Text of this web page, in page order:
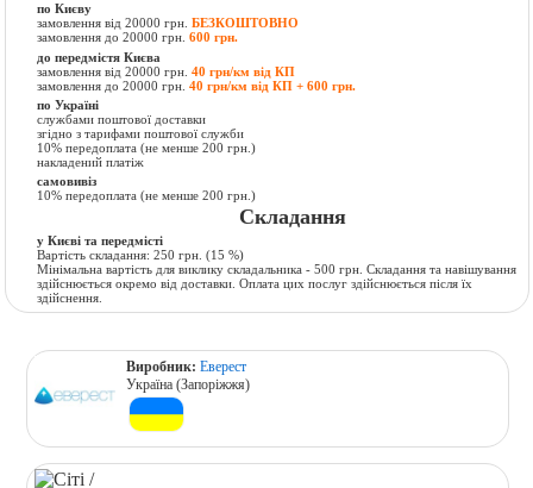
по Києву
замовлення від 20000 грн.БЕЗКОШТОВНО
замовлення до 20000 грн.600 грн.
до передмістя Києва
замовлення від 20000 грн.40 грн/км від КП
замовлення до 20000 грн.40 грн/км від КП + 600 грн.
по Україні
службами поштової доставки
згідно з тарифами поштової служби
10% передоплата (не менше 200 грн.)
накладений платіж
самовивіз
10% передоплата (не менше 200 грн.)
Складання
у Києві та передмісті
Вартість складання:250 грн. (15 %)
Мінімальна вартість для виклику складальника - 500 грн. Складання та навішування
здійснюється окремо від доставки. Оплата цих послуг здійснюється після їх
здійснення.
Виробник:Еверест
Україна (Запоріжжя)